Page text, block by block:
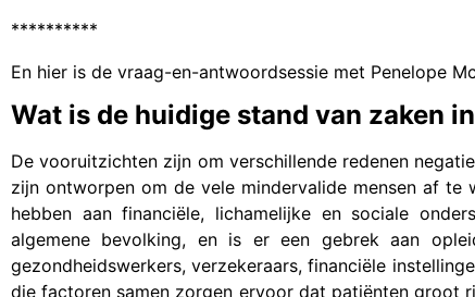
**********
En hier is de vraag-en-antwoordsessie met Penelope
Wat is de huidige stand van zaken
De vooruitzichten zijn om verschillende redenen
zijn ontworpen om de vele mindervalide mensen af te
hebben aan financiële, lichamelijke en sociale
algemene bevolking, en is er een gebrek aan
gezondheidswerkers, verzekeraars, financiële
die factoren samen zorgen ervoor dat patiënten groot